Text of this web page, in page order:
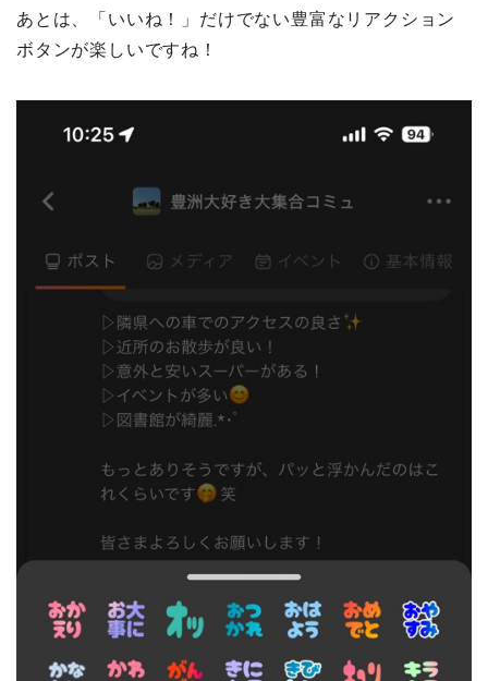
あとは、「いいね！」だけでない豊富なリアクション
ボタンが楽しいですね！